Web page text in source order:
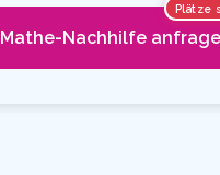
Plätze
Mathe-Nachhilfe